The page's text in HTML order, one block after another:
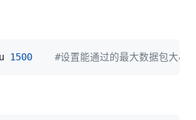
1500 #设置能通过的最大数据包大